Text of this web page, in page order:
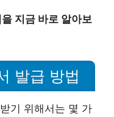
지금 바로 알아보
발급 방법
기 위해서는 몇 가